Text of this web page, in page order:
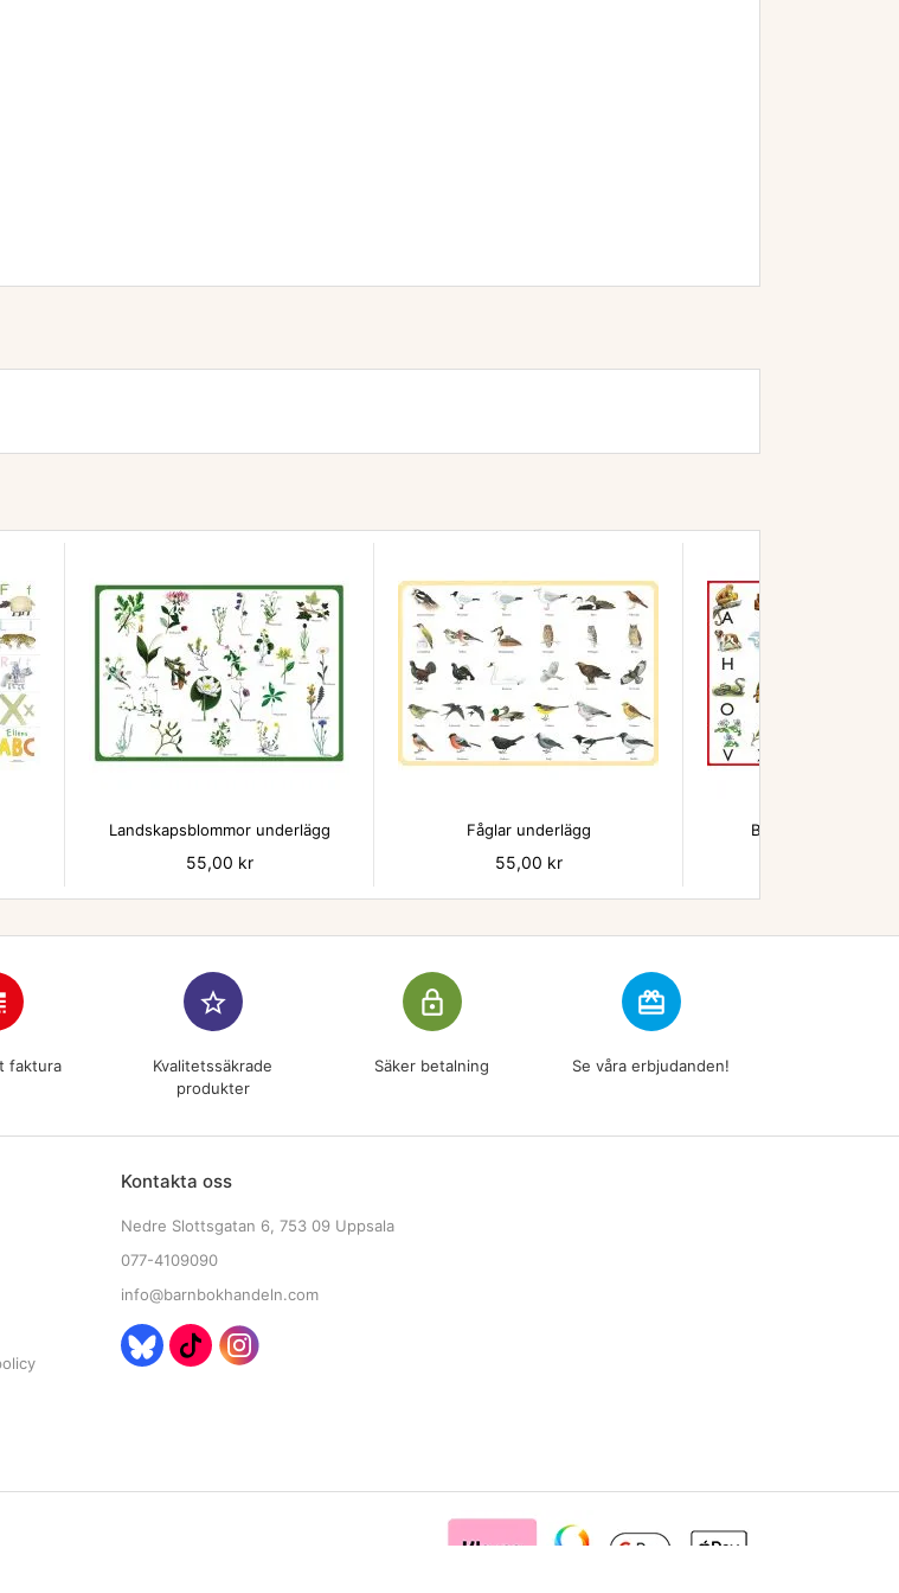
Landskapsblommor underlägg
Pris
55,00 kr

Fåglar underlägg
Pris
55,00 kr
Beskow ABC
faktura
star_border
Kvalitetssäkrade
produkter
lock_outline
Säker betalning
redeem
Se våra erbjudanden!
Kontakta oss
Nedre Slottsgatan 6, 753 09 Uppsala
077-4109090
info@barnbokhandeln.com